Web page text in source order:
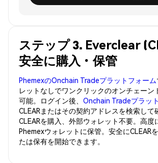
ステップ 3. Everclear
安全に購入・保管
PhemexのOnchain Tradeプラットフォーム
レットなしでワンクリックのオンチェーン
可能。ログイン後、 Onchain Tradeプラッ
CLEARまたはその契約アドレスを検索して
CLEARを購入、外部ウォレット不要。高度
Phemexウォレットに保管。安全にCLEAR
たは保有を開始できます。